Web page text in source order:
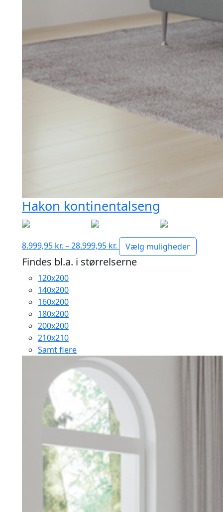
Hakon kontinentalseng
8.999,95 kr. –28.999,95 kr. Prisinterval:
8.999,95 kr.
til
Vælg muligheder
Findes bl.a. i størrelserne
120x200
140x200
160x200
180x200
200x200
210x210
Samt flere